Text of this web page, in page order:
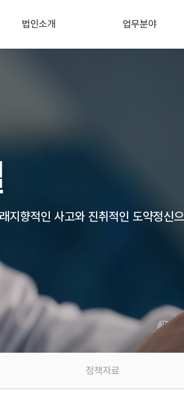
법인소개 업무분야
지향적인 사고와 진취적인 도약정신
정책자료